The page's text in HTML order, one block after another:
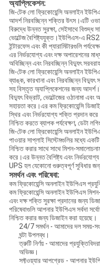
অ্যাপ্লিকেশন:
জি-টেক লো ফ্রিকোয়েন্সি অনলাইন
আদর্শ নিরবচ্ছিন্ন শক্তির উৎস।এটি
বিরুদ্ধে উন্নত সুরক্ষা, সেইসাথে
ভোল্টেজ বৈশিষ্ট্যযুক্ত।ইউপিএস-এ
ইন্টারফেস এবং কী প্যারামিটারগুলি
এর নির্ভরযোগ্য এবং দক্ষ অপারেশনের
অবিচ্ছিন্ন এবং নিরবচ্ছিন্ন বিদ্যুৎ
জি-টেক লো ফ্রিকোয়েন্সি অনলাইন ইউপিএস
ব্যাঙ্ক, কারখানা এবং নিরবচ্ছিন্ন
সহ বিস্তৃত অ্যাপ্লিকেশনের জন্য
বিদ্যুৎ বিভ্রাট, ভোল্টেজের ওঠানামা
সহায়তা করে।এর কম ফ্রিকোয়েন্সি
স্থির এবং নির্ভরযোগ্য শক্তি প্রদান
নিশ্চিত করতে ব্যাপক পর্যবেক্ষণ, ডেটা
জি-টেক লো ফ্রিকোয়েন্সি অনলাইন
পাওয়ার সাপ্লাই সিস্টেমগুলির মধ্যে
নিশ্চিত করার সাথে সাথে মিশন-
করে।এর উন্নত বৈশিষ্ট্য এবং
UPS হল যেকোনো গুরুত্বপূর্ণ সুবিধার
সমর্থন এবং পরিষেবা:
কম ফ্রিকোয়েন্সি অনলাইন ইউপিএস
কম ফ্রিকোয়েন্সি অনলাইন ইউপিএস
এবং দক্ষ শক্তি সুরক্ষা প্রদানের জন্য
পরিষেবাগুলি আপনার ইউপিএস সর্বদা
নিশ্চিত করার জন্য ডিজাইন করা হয়েছে।
24/7 সমর্থন - আমাদের দল সময়-
ঘন্টা উপলব্ধ।
ত্রুটি নির্ণয় - আমাদের
অভিজ্ঞ।
সফ্টওয়্যার আপগ্রেড - আপনার